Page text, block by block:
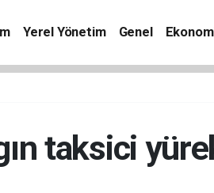
Yerel Yönetim Genel
taksici